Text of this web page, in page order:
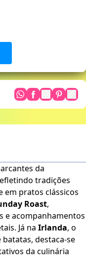
da
tradições
em pratos clássicos
Roast,
e acompanhamentos
Já na Irlanda, o
destaca-se
da culinária